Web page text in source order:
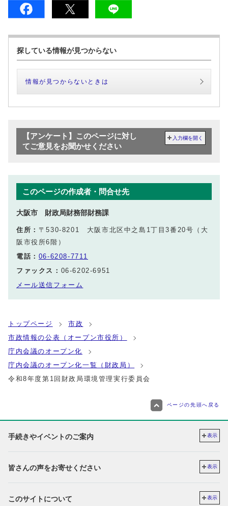
探している情報が見つからない
情報が見つからないときは
【アンケート】このページに対し
てご意見をお聞かせください
入力欄を開く
このページの作成者・問合せ先
大阪市 財政局財務部財務課
住所： 〒530-8201 大阪市北区中之島1丁目3番20号（大
阪市役所6階）
電話： 06-6208-7711
ファックス： 06-6202-6951
メール送信フォーム
トップページ
市政
市政情報の公表（オープン市役所）
庁内会議のオープン化
庁内会議のオープン化一覧（財政局）
令和8年度第1回財政局環境管理実行委員会
ページの先頭へ戻る
手続きやイベントのご案内 表示
皆さんの声をお寄せください 表示
このサイトについて 表示